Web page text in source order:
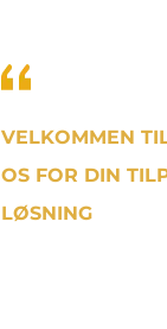
VELKOMMEN
OS FOR DIN
LØSNING